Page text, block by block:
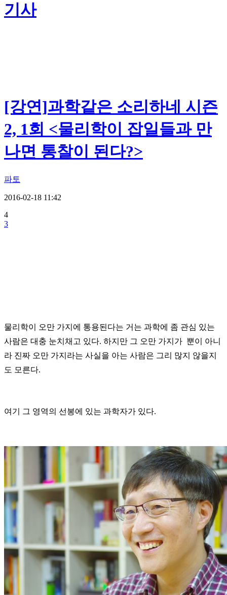
기사
[강연]과학같은 소리하네 시즌
2, 1회 <물리학이 잡일들과 만
나면 통찰이 된다?>
파토
2016-02-18 11:42
4
3
물리학이 오만 가지에 통용된다는 거는 과학에 좀 관심 있는
사람은 대충 눈치채고 있다. 하지만 그 오만 가지가 뿐이 아니
라 진짜 오만 가지라는 사실을 아는 사람은 그리 많지 않을지
도 모른다.
여기 그 영역의 선봉에 있는 과학자가 있다.